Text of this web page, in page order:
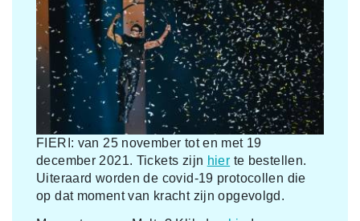
FIERI: van 25 november tot en met 19
december 2021. Tickets zijn hier te bestellen.
Uiteraard worden de covid-19 protocollen die
op dat moment van kracht zijn opgevolgd.